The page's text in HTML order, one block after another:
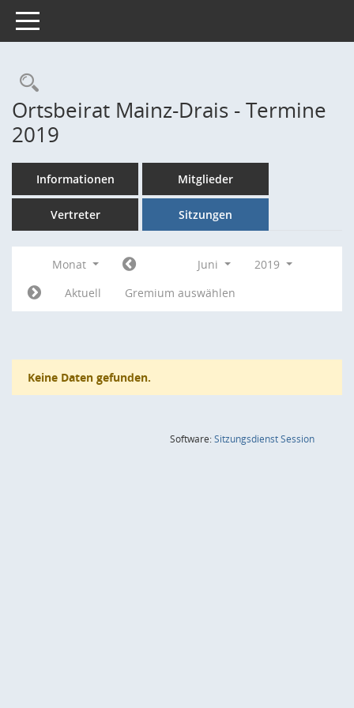
Toggle navigation
Rechercheauswahl
Ortsbeirat Mainz-Drais - Termine
2019
Informationen Mitglieder
Vertreter Sitzungen
Monat Juni
2019
Aktuell
Gremium auswählen
Keine Daten gefunden.
Software:SitzungsdienstSession(Wird in